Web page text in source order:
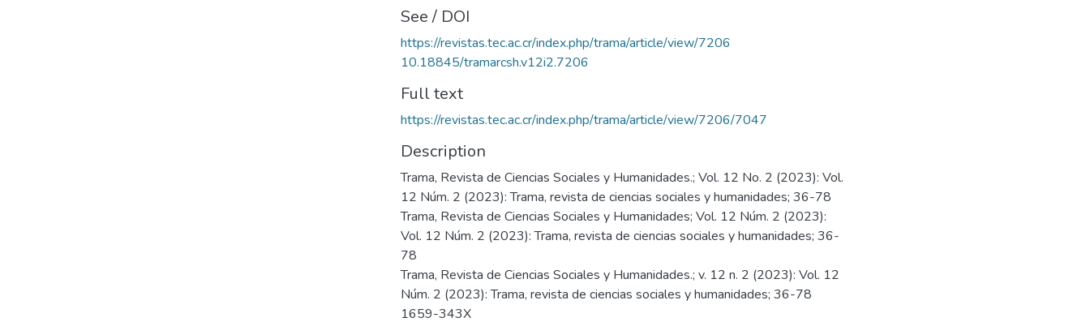
See / DOI
https://revistas.tec.ac.cr/index.php/trama/article/view/7206
10.18845/tramarcsh.v12i2.7206
Full text
https://revistas.tec.ac.cr/index.php/trama/article/view/7206/7047
Description
Trama, Revista de Ciencias Sociales y Humanidades.; Vol. 12 No. 2 (2023): Vol.
12 Núm. 2 (2023): Trama, revista de ciencias sociales y humanidades; 36-78
Trama, Revista de Ciencias Sociales y Humanidades; Vol. 12 Núm. 2 (2023):
Vol. 12 Núm. 2 (2023): Trama, revista de ciencias sociales y humanidades; 36-
78
Trama, Revista de Ciencias Sociales y Humanidades.; v. 12 n. 2 (2023): Vol. 12
Núm. 2 (2023): Trama, revista de ciencias sociales y humanidades; 36-78
1659-343X